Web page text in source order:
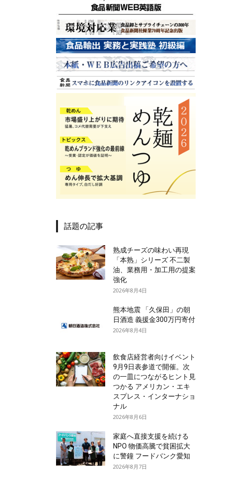
話題の記事
熟成チーズの味わい再現
「本熟」シリーズ 不二製
油、業務用・加工用の提案
強化
2026年8月4日
熊本地震 「久保田」の朝
日酒造 義援金300万円寄付
2026年8月4日
飲食店経営者向けイベント
9月9日表参道で開催。次
の一皿につながるヒント見
つかる アメリカン・エキ
スプレス・インターナショ
ナル
2026年8月6日
家庭へ直接支援を続ける
NPO 物価高騰で貧困拡大
に警鐘 フードバンク愛知
2026年8月7日